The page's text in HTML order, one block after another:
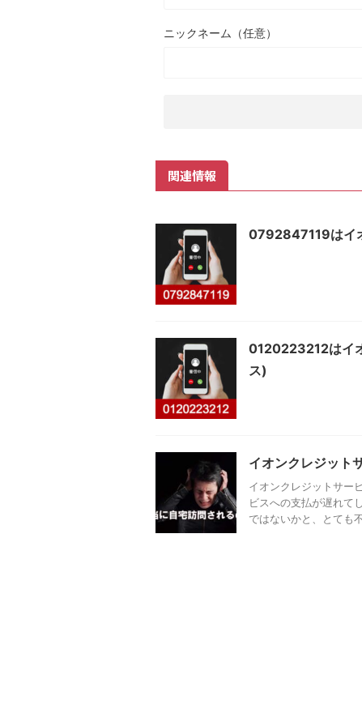
ニックネーム（任意）
関連情報
0792847119はイ
0120223212はイ
ス)
イオンクレジット
イオンクレジットサー
ビスへの支払が遅れて
ではないかと、とても